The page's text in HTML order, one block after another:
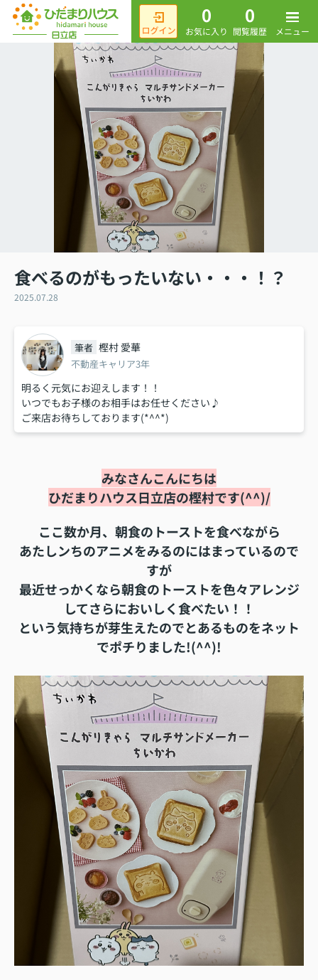
0
お気に入り
0
閲覧履歴 メニュー
食べるのがもったいない・・・！？
2025.07.28
筆者 樫村 愛華
不動産キャリア3年
明るく元気にお迎えします！！
いつでもお子様のお相手はお任せください♪
ご来店お待ちしております(*^^*)
みなさんこんにちは
ひだまりハウス日立店の樫村です(^^)/
ここ数か月、朝食のトーストを食べながら
あたしンちのアニメをみるのにはまっているので
すが
最近せっかくなら朝食のトーストを色々アレンジ
してさらにおいしく食べたい！！
という気持ちが芽生えたのでとあるものをネット
でポチりました!(^^)!